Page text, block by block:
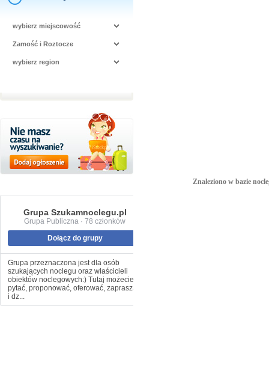
Grupa Szukamnoclegu.pl
Grupa Publiczna · 78 członków
Dołącz do grupy
Grupa przeznaczona jest dla osób
szukających noclegu oraz właścicieli
obiektów noclegowych:) Tutaj możecie
pytać, proponować, oferować, zapraszać
i dz...
Znaleziono w bazie